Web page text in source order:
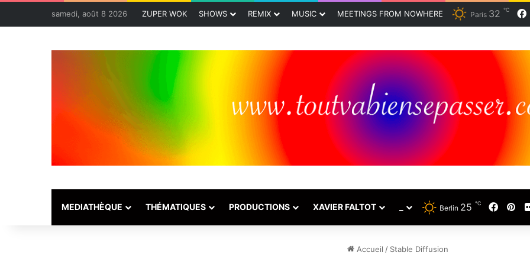
samedi, août 8 2026 ZUPER WOK SHOWS REMIX MUSIC MEETINGS FROM NOWHERE Paris 32 ℃
MEDIATHÈQUE THÉMATIQUES PRODUCTIONS XAVIER FALTOT Berlin 25 ℃
Accueil / Stable Diffusion